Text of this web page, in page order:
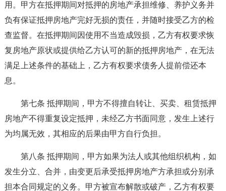
用。甲方在抵押期间对抵押的房地产承担维修、养护义务并
负有保证抵押房地产完好无损的责任，并随时接受乙方的检
查监督。在抵押期间因使用不当造成毁损，乙方有权要求恢
复房地产原状或提供给乙方认可的新的抵押房地产，在无法
满足上述条件的基础上，乙方有权要求债务人提前偿还本
息。
第七条 抵押期间，甲方不得擅自转让、买卖、租赁抵押
房地产不得重复设定抵押，未经乙方书面同意，发生上述行
为均属无效，其相应的后果由甲方自行负担。
第八条 抵押期间，甲方如果为法人或其他组织机构，如
发生分立、合并，由变更后承受抵押房地产方承担或分别承
担本合同规定的义务。甲方被宣布解散或破产，乙方有权要